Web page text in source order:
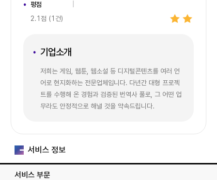
평점
2.1점 (1건)
기업소개
저희는 게임, 웹툰, 웹소설 등 디지털콘텐츠를 여러 언
어로 현지화하는 전문업체입니다. 다년간 대형 프로젝
트를 수행해 온 경험과 검증된 번역사 풀로, 그 어떤 업
무라도 안정적으로 해낼 것을 약속드립니다.
서비스 정보
서비스 부문